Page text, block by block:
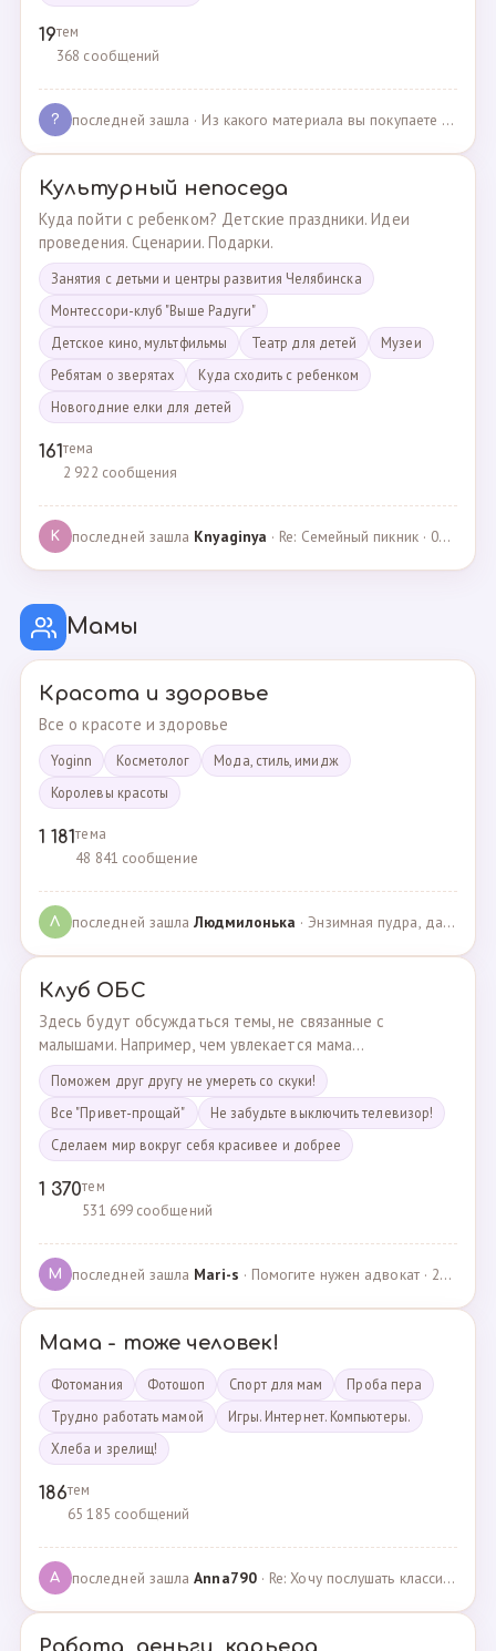
19тем
368 сообщений
? последней зашла · Из какого материала вы покупаете одежду для своих д… · 03.05.2025
Культурный непоседа
Куда пойти с ребенком? Детские праздники. Идеи
проведения. Сценарии. Подарки.
Занятия с детьми и центры развития Челябинска
Монтессори-клуб "Выше Радуги"
Детское кино, мультфильмы
Театр для детей
Музеи
Ребятам о зверятах
Куда сходить с ребенком
Новогодние елки для детей
161тема
2 922 сообщения
K последней зашла Knyaginya · Re: Семейный пикник · 07.05.2025
Мамы
Красота и здоровье
Все о красоте и здоровье
Yoginn Косметолог
Мода, стиль, имидж
Королевы красоты
1 181тема
48 841 сообщение
Л последней зашлаЛюдмилонькa · Энзимная пудра, да или нет? · 29.06.2025
Клуб ОБС
Здесь будут обсуждаться темы, не связанные с
малышами. Например, чем увлекается мама...
Поможем друг другу не умереть со скуки!
Все "Привет-прощай"
Не забудьте выключить телевизор!
Сделаем мир вокруг себя красивее и добрее
1 370тем
531 699 сообщений
M последней зашла Mari-s · Помогите нужен адвокат · 24.04.2025
Мама - тоже человек!
Фотомания Фотошоп Спорт для мам
Проба пера
Трудно работать мамой
Игры. Интернет. Компьютеры.
Хлеба и зрелищ!
186тем
65 185 сообщений
A последней зашлаAnna790· Re: Хочу послушать классику · 22.03.2025
Работа, деньги, карьера